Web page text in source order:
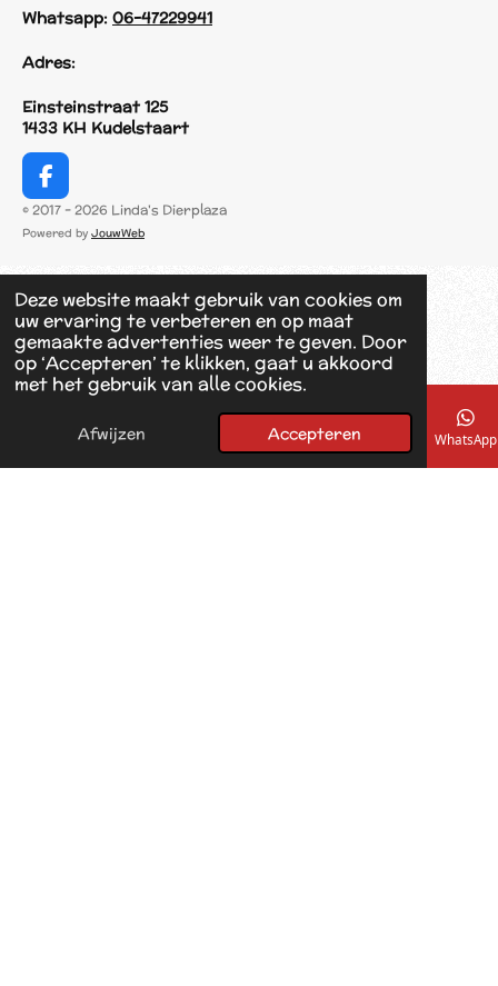
Deze website maakt gebruik van cookies om
uw ervaring te verbeteren en op maat
gemaakte advertenties weer te geven. Door
op ‘Accepteren’ te klikken, gaat u akkoord
met het gebruik van alle cookies.
Afwijzen Accepteren
Whatsapp: 06-47229941
Adres:
Einsteinstraat 125
1433 KH Kudelstaart
F
a
c
b
o
o
k
© 2017 - 2026 Linda's Dierplaza
Powered by JouwWeb
E-mailadres Telefoonnummer Kaart Facebook WhatsApp